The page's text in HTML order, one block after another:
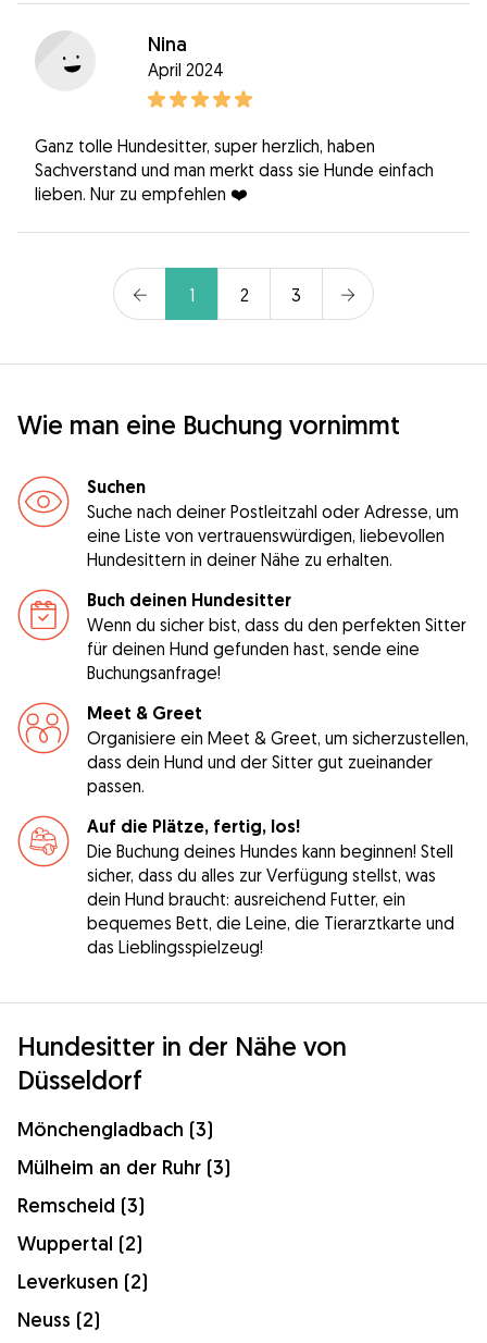
Nina
April 2024
Ganz tolle Hundesitter, super herzlich, haben
Sachverstand und man merkt dass sie Hunde einfach
lieben. Nur zu empfehlen ❤️
1 2 3
Wie man eine Buchung vornimmt
Suchen
Suche nach deiner Postleitzahl oder Adresse, um
eine Liste von vertrauenswürdigen, liebevollen
Hundesittern in deiner Nähe zu erhalten.
Buch deinen Hundesitter
Wenn du sicher bist, dass du den perfekten Sitter
für deinen Hund gefunden hast, sende eine
Buchungsanfrage!
Meet & Greet
Organisiere ein Meet & Greet, um sicherzustellen,
dass dein Hund und der Sitter gut zueinander
passen.
Auf die Plätze, fertig, los!
Die Buchung deines Hundes kann beginnen! Stell
sicher, dass du alles zur Verfügung stellst, was
dein Hund braucht: ausreichend Futter, ein
bequemes Bett, die Leine, die Tierarztkarte und
das Lieblingsspielzeug!
Hundesitter in der Nähe von
Düsseldorf
Mönchengladbach (3)
Mülheim an der Ruhr (3)
Remscheid (3)
Wuppertal (2)
Leverkusen (2)
Neuss (2)